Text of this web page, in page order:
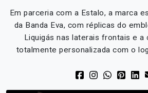
Em parceria com a Estalo, a marca
da Banda Eva, com réplicas do
Liquigás nas laterais frontais e a
totalmente personalizada com o